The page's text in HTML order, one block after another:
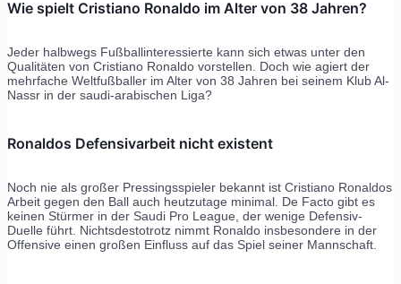
Wie spielt Cristiano Ronaldo im Alter von 38 Jahren?
Jeder halbwegs Fußballinteressierte kann sich etwas unter den
Qualitäten von Cristiano Ronaldo vorstellen. Doch wie agiert der
mehrfache Weltfußballer im Alter von 38 Jahren bei seinem Klub Al-
Nassr in der saudi-arabischen Liga?
Ronaldos Defensivarbeit nicht existent
Noch nie als großer Pressingsspieler bekannt ist Cristiano Ronaldos
Arbeit gegen den Ball auch heutzutage minimal. De Facto gibt es
keinen Stürmer in der Saudi Pro League, der wenige Defensiv-
Duelle führt. Nichtsdestotrotz nimmt Ronaldo insbesondere in der
Offensive einen großen Einfluss auf das Spiel seiner Mannschaft.